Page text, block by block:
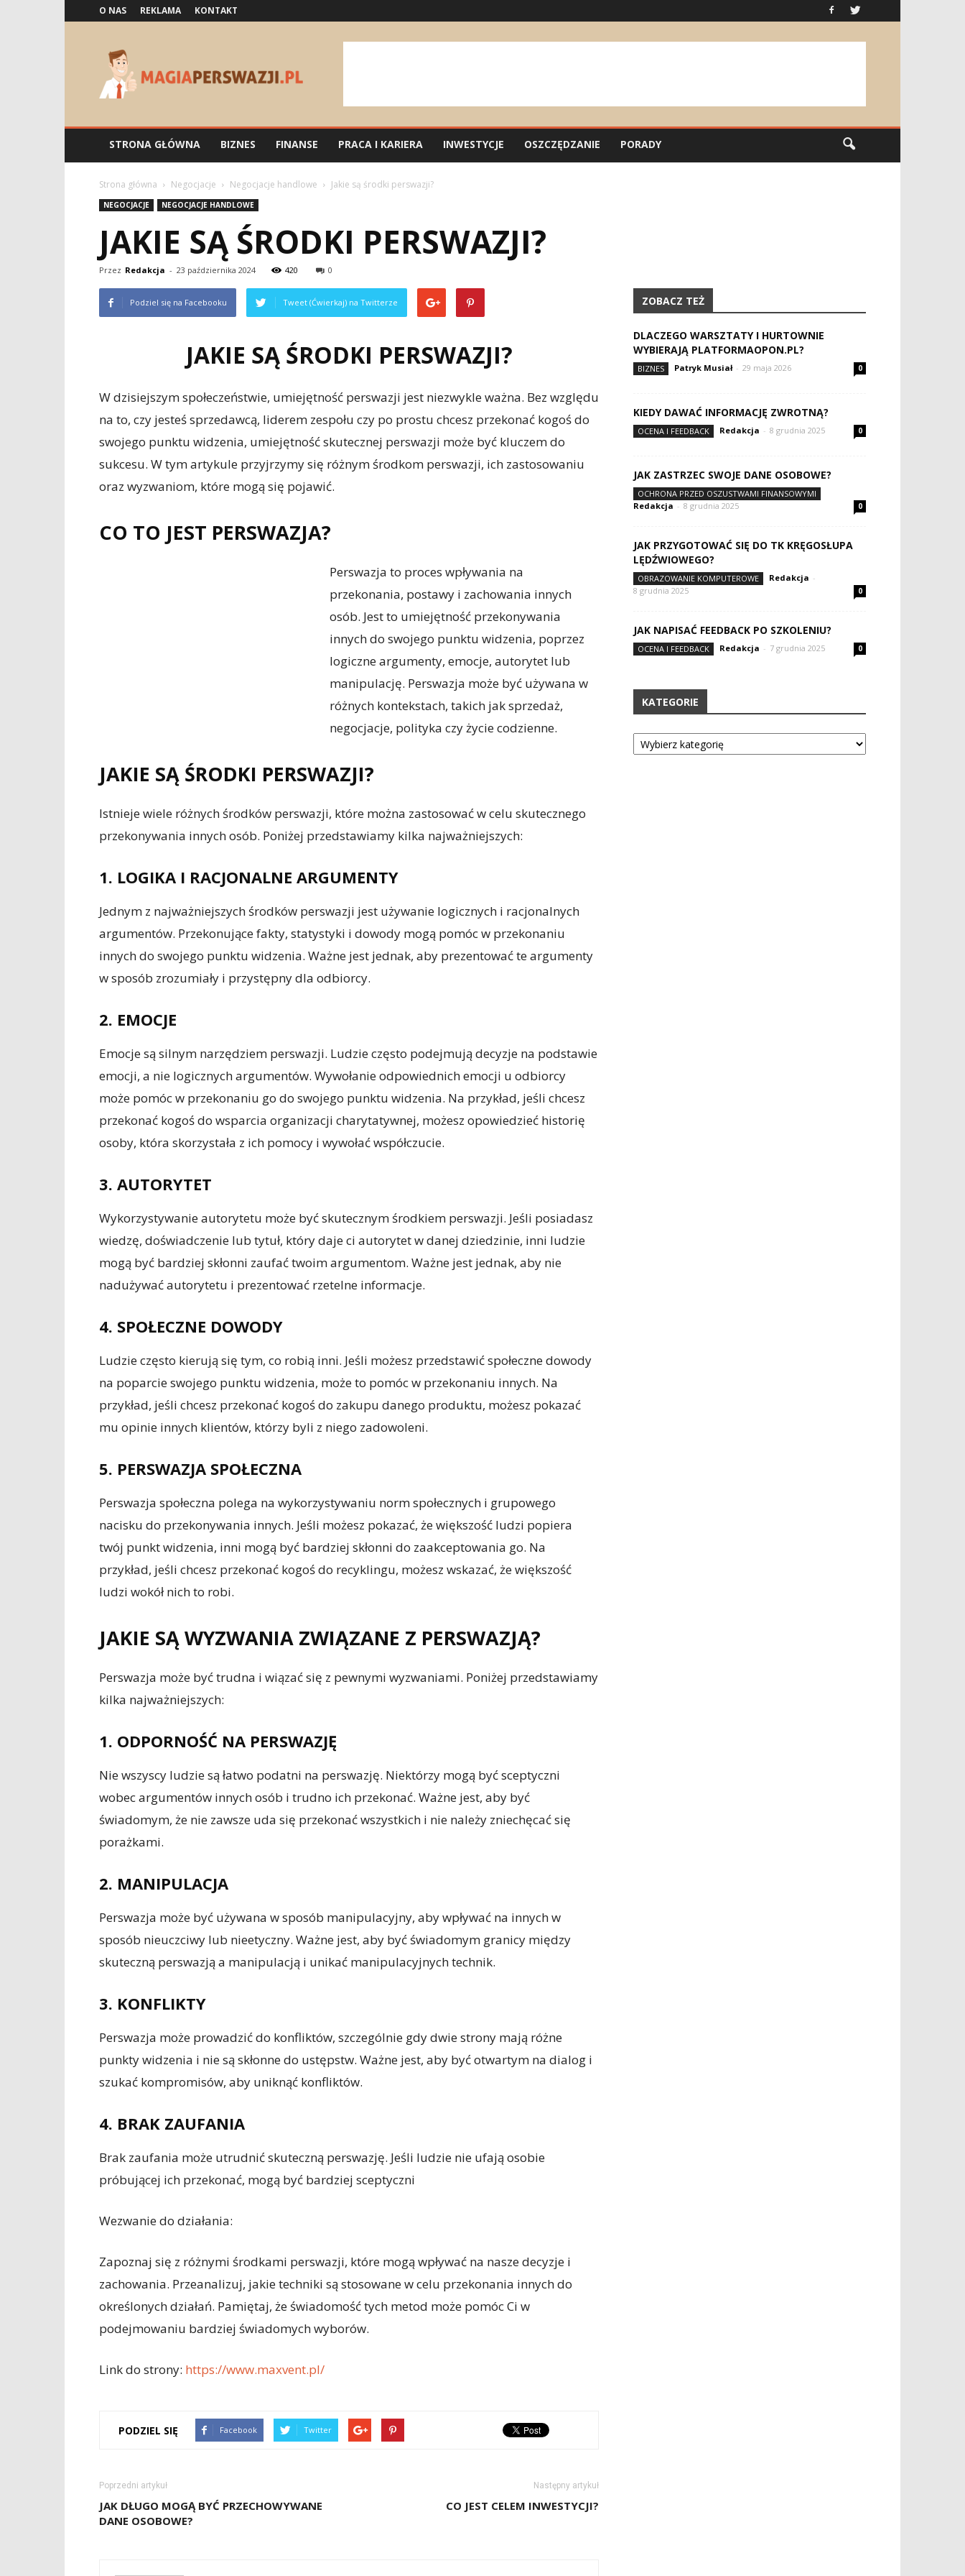
O NAS REKLAMA KONTAKT
Magiaperswazji.pl
STRONA GŁÓWNA BIZNES FINANSE PRACA I KARIERA INWESTYCJE OSZCZĘDZANIE PORADY
Strona główna Negocjacje Negocjacje handlowe Jakie są środki perswazji?
NEGOCJACJE NEGOCJACJE HANDLOWE
JAKIE SĄ ŚRODKI PERSWAZJI?
Przez Redakcja - 23 października 2024 420 0
Podziel się na Facebooku Tweet (Ćwierkaj) na Twitterze
JAKIE SĄ ŚRODKI PERSWAZJI?
W dzisiejszym społeczeństwie, umiejętność perswazji jest niezwykle ważna. Bez względu
na to, czy jesteś sprzedawcą, liderem zespołu czy po prostu chcesz przekonać kogoś do
swojego punktu widzenia, umiejętność skutecznej perswazji może być kluczem do
sukcesu. W tym artykule przyjrzymy się różnym środkom perswazji, ich zastosowaniu
oraz wyzwaniom, które mogą się pojawić.
CO TO JEST PERSWAZJA?
Perswazja to proces wpływania na
przekonania, postawy i zachowania innych
osób. Jest to umiejętność przekonywania
innych do swojego punktu widzenia, poprzez
logiczne argumenty, emocje, autorytet lub
manipulację. Perswazja może być używana w
różnych kontekstach, takich jak sprzedaż,
negocjacje, polityka czy życie codzienne.
JAKIE SĄ ŚRODKI PERSWAZJI?
Istnieje wiele różnych środków perswazji, które można zastosować w celu skutecznego
przekonywania innych osób. Poniżej przedstawiamy kilka najważniejszych:
1. LOGIKA I RACJONALNE ARGUMENTY
Jednym z najważniejszych środków perswazji jest używanie logicznych i racjonalnych
argumentów. Przekonujące fakty, statystyki i dowody mogą pomóc w przekonaniu
innych do swojego punktu widzenia. Ważne jest jednak, aby prezentować te argumenty
w sposób zrozumiały i przystępny dla odbiorcy.
2. EMOCJE
Emocje są silnym narzędziem perswazji. Ludzie często podejmują decyzje na podstawie
emocji, a nie logicznych argumentów. Wywołanie odpowiednich emocji u odbiorcy
może pomóc w przekonaniu go do swojego punktu widzenia. Na przykład, jeśli chcesz
przekonać kogoś do wsparcia organizacji charytatywnej, możesz opowiedzieć historię
osoby, która skorzystała z ich pomocy i wywołać współczucie.
3. AUTORYTET
Wykorzystywanie autorytetu może być skutecznym środkiem perswazji. Jeśli posiadasz
wiedzę, doświadczenie lub tytuł, który daje ci autorytet w danej dziedzinie, inni ludzie
mogą być bardziej skłonni zaufać twoim argumentom. Ważne jest jednak, aby nie
nadużywać autorytetu i prezentować rzetelne informacje.
4. SPOŁECZNE DOWODY
Ludzie często kierują się tym, co robią inni. Jeśli możesz przedstawić społeczne dowody
na poparcie swojego punktu widzenia, może to pomóc w przekonaniu innych. Na
przykład, jeśli chcesz przekonać kogoś do zakupu danego produktu, możesz pokazać
mu opinie innych klientów, którzy byli z niego zadowoleni.
5. PERSWAZJA SPOŁECZNA
Perswazja społeczna polega na wykorzystywaniu norm społecznych i grupowego
nacisku do przekonywania innych. Jeśli możesz pokazać, że większość ludzi popiera
twój punkt widzenia, inni mogą być bardziej skłonni do zaakceptowania go. Na
przykład, jeśli chcesz przekonać kogoś do recyklingu, możesz wskazać, że większość
ludzi wokół nich to robi.
JAKIE SĄ WYZWANIA ZWIĄZANE Z PERSWAZJĄ?
Perswazja może być trudna i wiązać się z pewnymi wyzwaniami. Poniżej przedstawiamy
kilka najważniejszych:
1. ODPORNOŚĆ NA PERSWAZJĘ
Nie wszyscy ludzie są łatwo podatni na perswazję. Niektórzy mogą być sceptyczni
wobec argumentów innych osób i trudno ich przekonać. Ważne jest, aby być
świadomym, że nie zawsze uda się przekonać wszystkich i nie należy zniechęcać się
porażkami.
2. MANIPULACJA
Perswazja może być używana w sposób manipulacyjny, aby wpływać na innych w
sposób nieuczciwy lub nieetyczny. Ważne jest, aby być świadomym granicy między
skuteczną perswazją a manipulacją i unikać manipulacyjnych technik.
3. KONFLIKTY
Perswazja może prowadzić do konfliktów, szczególnie gdy dwie strony mają różne
punkty widzenia i nie są skłonne do ustępstw. Ważne jest, aby być otwartym na dialog i
szukać kompromisów, aby uniknąć konfliktów.
4. BRAK ZAUFANIA
Brak zaufania może utrudnić skuteczną perswazję. Jeśli ludzie nie ufają osobie
próbującej ich przekonać, mogą być bardziej sceptyczni
Wezwanie do działania:
Zapoznaj się z różnymi środkami perswazji, które mogą wpływać na nasze decyzje i
zachowania. Przeanalizuj, jakie techniki są stosowane w celu przekonania innych do
określonych działań. Pamiętaj, że świadomość tych metod może pomóc Ci w
podejmowaniu bardziej świadomych wyborów.
Link do strony: https://www.maxvent.pl/
PODZIEL SIĘ Facebook Twitter
Poprzedni artykuł
JAK DŁUGO MOGĄ BYĆ PRZECHOWYWANE
DANE OSOBOWE?
Następny artykuł
CO JEST CELEM INWESTYCJI?
ZOBACZ TEŻ
DLACZEGO WARSZTATY I HURTOWNIE
WYBIERAJĄ PLATFORMAOPON.PL?
BIZNES Patryk Musiał - 29 maja 2026 0
KIEDY DAWAĆ INFORMACJĘ ZWROTNĄ?
OCENA I FEEDBACK Redakcja - 8 grudnia 2025 0
JAK ZASTRZEC SWOJE DANE OSOBOWE?
OCHRONA PRZED OSZUSTWAMI FINANSOWYMI
Redakcja - 8 grudnia 2025 0
JAK PRZYGOTOWAĆ SIĘ DO TK KRĘGOSŁUPA
LĘDŹWIOWEGO?
OBRAZOWANIE KOMPUTEROWE Redakcja -
8 grudnia 2025
0
JAK NAPISAĆ FEEDBACK PO SZKOLENIU?
OCENA I FEEDBACK Redakcja - 7 grudnia 2025 0
KATEGORIE
Kategorie